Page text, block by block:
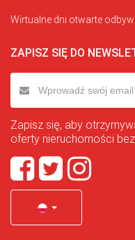
Wirtualne dni otwarte
ZAPISZ SIĘ DO
Zapisz się, aby
oferty nieruchomości